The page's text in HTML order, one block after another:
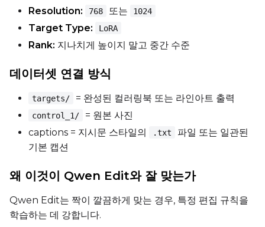
Resolution: 768 또는 1024
Target Type: LoRA
Rank: 지나치게 높이지 말고 중간 수준
데이터셋 연결 방식
targets/ = 완성된 컬러링북 또는 라인아트 출력
control_1/
= 원본 사진
captions = 지시문 스타일의
.txt
파일 또는 일관된
기본 캡션
왜 이것이 Qwen Edit와 잘 맞는가
Qwen Edit는 짝이 깔끔하게 맞는 경우, 특정 편집 규칙을
학습하는 데 강합니다.